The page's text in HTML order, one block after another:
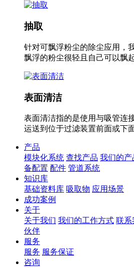
抽取
针对可飘浮粉尘的除尘应用，
飘浮的粉尘很轻且自己可以飘起
表面清洁
表面清洁指的是使用与吸管连
运送到位于过滤装置前面或下
产品
模块化系统 查找产品 我们的产
备配置 配件 管道系统
知识库
基础资料库 吸取物 应用场景
成功案例
关于
关于我们 我们的工作方式 联系
伙伴
服务
服务 服务保证
咨询